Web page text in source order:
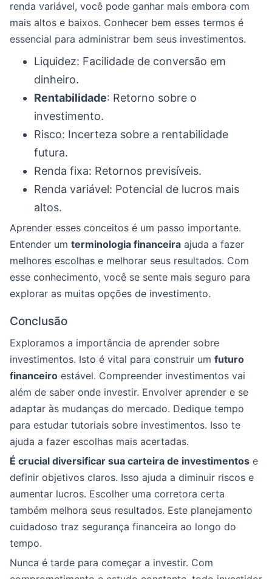
renda variável, você pode ganhar mais embora com
mais altos e baixos. Conhecer bem esses termos é
essencial para administrar bem seus investimentos.
Liquidez: Facilidade de conversão em
dinheiro.
Rentabilidade: Retorno sobre o
investimento.
Risco: Incerteza sobre a rentabilidade
futura.
Renda fixa: Retornos previsíveis.
Renda variável: Potencial de lucros mais
altos.
Aprender esses conceitos é um passo importante.
Entender um terminologia financeira ajuda a fazer
melhores escolhas e melhorar seus resultados. Com
esse conhecimento, você se sente mais seguro para
explorar as muitas opções de investimento.
Conclusão
Exploramos a importância de aprender sobre
investimentos. Isto é vital para construir um futuro
financeiro estável. Compreender investimentos vai
além de saber onde investir. Envolver aprender e se
adaptar às mudanças do mercado. Dedique tempo
para estudar tutoriais sobre investimentos. Isso te
ajuda a fazer escolhas mais acertadas.
É crucial diversificar sua carteira de investimentos e
definir objetivos claros. Isso ajuda a diminuir riscos e
aumentar lucros. Escolher uma corretora certa
também melhora seus resultados. Este planejamento
cuidadoso traz segurança financeira ao longo do
tempo.
Nunca é tarde para começar a investir. Com